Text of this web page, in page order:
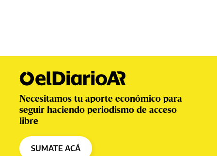
Necesitamos tu aporte económico para
seguir haciendo periodismo de acceso
libre
SUMATE ACÁ